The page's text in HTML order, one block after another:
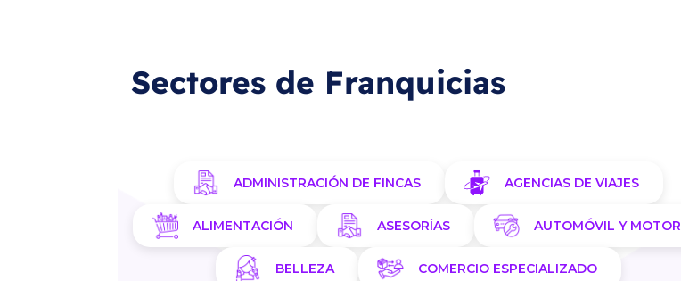
Sectores de Franquicias
ADMINISTRACIÓN DE FINCAS AGENCIAS DE VIAJES
ALIMENTACIÓN ASESORÍAS AUTOMÓVIL Y MOTOR
BELLEZA COMERCIO ESPECIALIZADO